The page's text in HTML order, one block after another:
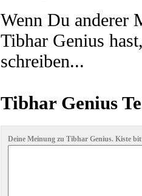
Wenn Du anderer
Tibhar Genius
schreiben...
Tibhar Genius
Deine Meinung zu Tibhar Genius. Kiste